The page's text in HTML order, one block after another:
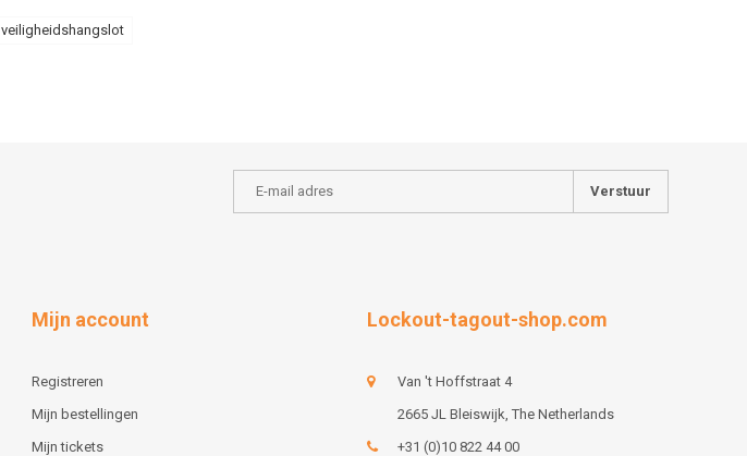
veiligheidshangslot
Verstuur
Mijn account
Registreren
Mijn bestellingen
Mijn tickets
Lockout-tagout-shop.com
Van 't Hoffstraat 4
2665 JL Bleiswijk, The Netherlands
+31 (0)10 822 44 00